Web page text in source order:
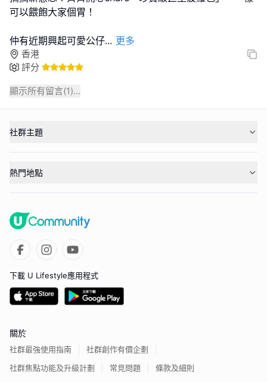
可以餵飽大家個胃！
仲有近期興起可愛公仔... 更多
香港
評分
顯示所有留言(1)...
社群主題
熱門地點
下載 U Lifestyle應用程式
關於
社群最強使用指南
社群創作有價企劃
社群焦點功能及升級計劃
常見問題 條款及細則